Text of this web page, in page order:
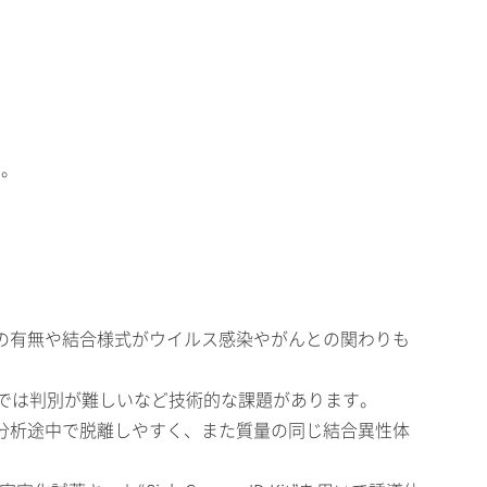
無や結合様式がウイルス感染やがんとの関わりも
判別が難しいなど技術的な課題があります。
途中で脱離しやすく、また質量の同じ結合異性体